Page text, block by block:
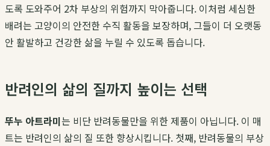
도록 도와주어 2차 부상의 위험까지 막아줍니다. 이처럼 세심한
배려는 고양이의 안전한 수직 활동을 보장하며, 그들이 더 오랫동
안 활발하고 건강한 삶을 누릴 수 있도록 돕습니다.
반려인의 삶의 질까지 높이는 선택
뚜누 아트라미는 비단 반려동물만을 위한 제품이 아닙니다. 이 매
트는 반려인의 삶의 질 또한 향상시킵니다. 첫째, 반려동물의 부상